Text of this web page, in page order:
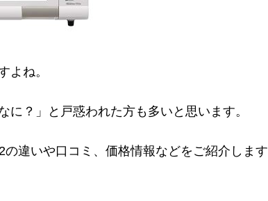
よね。
？」と戸惑われた方も多いと思います。
違いや口コミ、価格情報などをご紹介します